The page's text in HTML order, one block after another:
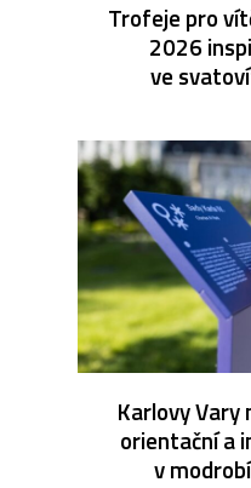
Trofeje pro
2026
ve
Karlovy
orientační a
v